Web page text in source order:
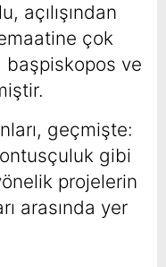
açılışından
çok
başpiskopos ve
geçmişte:
gibi
projelerin
arasında yer